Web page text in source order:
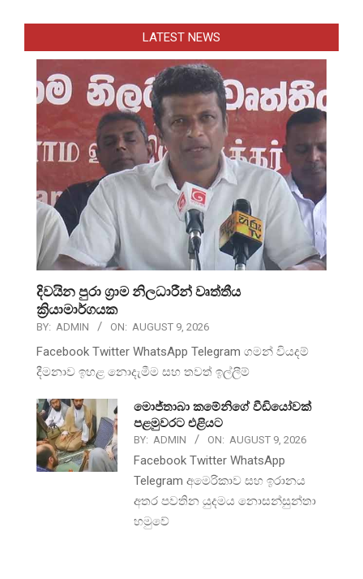
LATEST NEWS
දිවයින පුරා ග්‍රාම නිලධාරීන් වෘත්තීය
ක්‍රියාමාර්ගයක
BY: ADMIN ON: AUGUST 9, 2026
Facebook Twitter WhatsApp Telegram ගමන් වියදම්
දීමනාව ඉහළ නොදැමීම සහ තවත් ඉල්ලීම්
මොජ්තාබා කමේනිගේ වීඩියෝවක්
පළමුවරට එළියට
BY: ADMIN ON: AUGUST 9, 2026
Facebook Twitter WhatsApp
Telegram අමෙරිකාව සහ ඉරානය
අතර පවතින යුදමය නොසන්සුන්තා
හමුවේ